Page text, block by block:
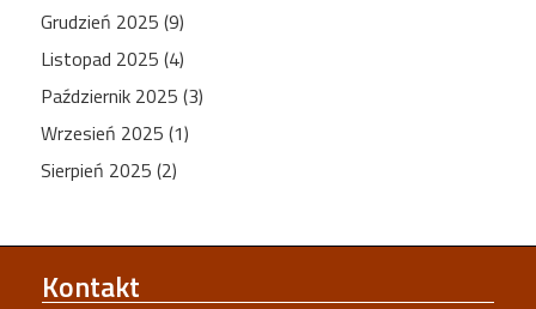
Grudzień 2025 (9)
Listopad 2025 (4)
Październik 2025 (3)
Wrzesień 2025 (1)
Sierpień 2025 (2)
Kontakt